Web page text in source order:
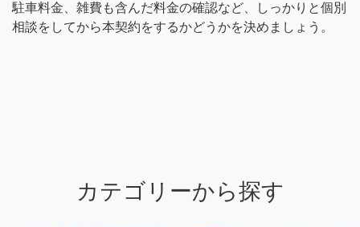
駐車料金、雑費も含んだ料金の確認など、しっかりと個別
相談をしてから本契約をするかどうかを決めましょう。
カテゴリーから探す